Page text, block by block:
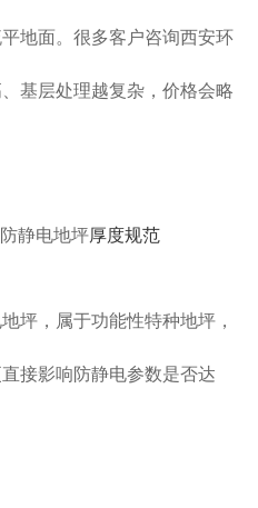
地面。很多客户咨询西安环
基层处理越复杂，价格会略
静电地坪厚度规范
坪，属于功能性特种地坪，
接影响防静电参数是否达